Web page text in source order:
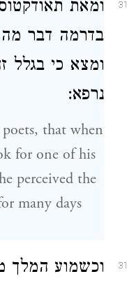
ומאת
בדרמה דבר מה
ומצא כי בגלל
נרפא:
that when
for one of his
perceived the
many days
וכשמוע המלך